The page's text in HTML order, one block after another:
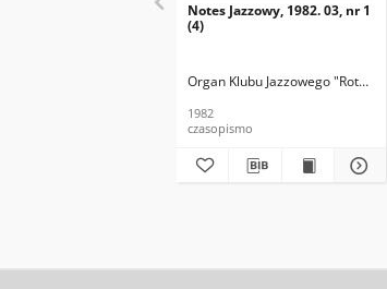
Notes Jazzowy, 1982. 03, nr 1
(4)
Organ Klubu Jazzowego "Rotunda"
1982
czasopismo